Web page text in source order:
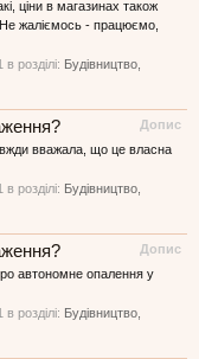
ціни в магазинах також
Не жаліємось - працюємо,
в розділі: Будівництво,
Допис
вважала, що це власна
в розділі: Будівництво,
Допис
автономне опалення у
в розділі: Будівництво,